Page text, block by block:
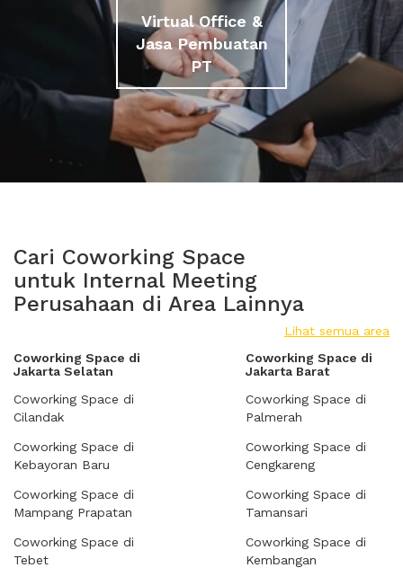
Virtual Office &
Jasa Pembuatan
PT
Cari Coworking Space
untuk Internal Meeting
Perusahaan di Area Lainnya
Lihat semua area
Coworking Space di
Jakarta Selatan
Coworking Space di
Cilandak
Coworking Space di
Kebayoran Baru
Coworking Space di
Mampang Prapatan
Coworking Space di
Tebet
Coworking Space di
Jakarta Barat
Coworking Space di
Palmerah
Coworking Space di
Cengkareng
Coworking Space di
Tamansari
Coworking Space di
Kembangan